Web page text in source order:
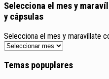
Selecciona el mes y
y cápsulas
Selecciona el mes y maravíllate
Temas popuplares